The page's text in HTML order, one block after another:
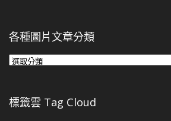
各種圖片文章分類
各
片
文
標籤雲 Tag Cloud